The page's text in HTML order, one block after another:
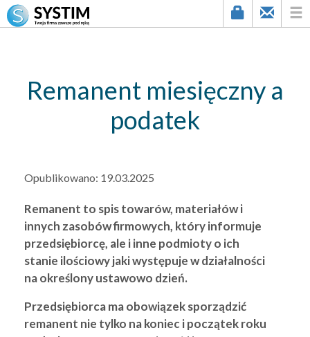
string(3) "436"
Remanent miesięczny a
podatek
Opublikowano: 19.03.2025
Remanent to spis towarów, materiałów i
innych zasobów firmowych, który informuje
przedsiębiorcę, ale i inne podmioty o ich
stanie ilościowy jaki występuje w działalności
na określony ustawowo dzień.
Przedsiębiorca ma obowiązek sporządzić
remanent nie tylko na koniec i początek roku